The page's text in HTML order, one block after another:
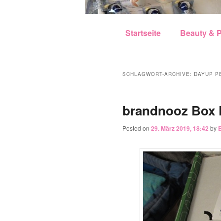
Zum Inhalt wechseln
Zum sekundären Inhalt
Startseite Beauty &
SCHLAGWORT-ARCHIVE: DAYUP
brandnooz Box
Posted on 29. März 2019, 18:42 by